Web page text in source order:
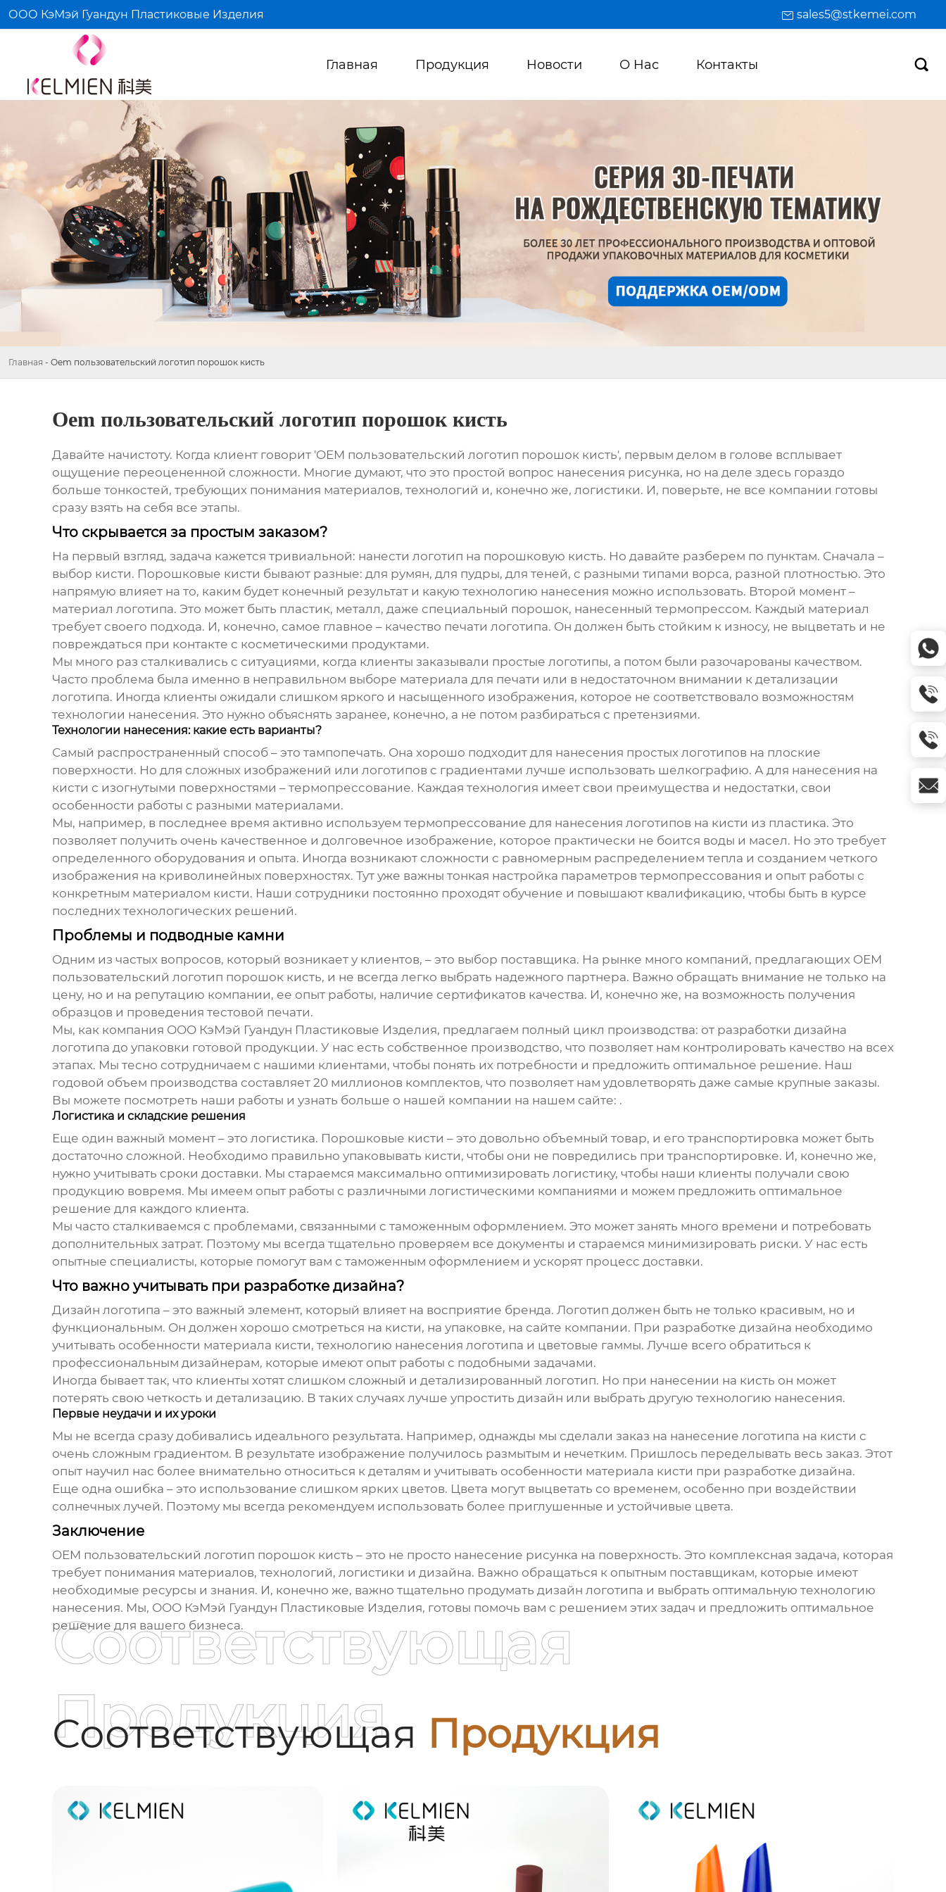
ООО КэМэй Гуандун Пластиковые Изделия sales5@stkemei.com
Главная Продукция Новости О Hас Контакты 
Главная - Oem пользовательский логотип порошок кисть
Oem пользовательский логотип порошок кисть
Давайте начистоту. Когда клиент говорит 'OEM пользовательский логотип порошок кисть', первым делом в голове всплывает
ощущение переоцененной сложности. Многие думают, что это простой вопрос нанесения рисунка, но на деле здесь гораздо
больше тонкостей, требующих понимания материалов, технологий и, конечно же, логистики. И, поверьте, не все компании готовы
сразу взять на себя все этапы.
Что скрывается за простым заказом?
На первый взгляд, задача кажется тривиальной: нанести логотип на порошковую кисть. Но давайте разберем по пунктам. Сначала –
выбор кисти. Порошковые кисти бывают разные: для румян, для пудры, для теней, с разными типами ворса, разной плотностью. Это
напрямую влияет на то, каким будет конечный результат и какую технологию нанесения можно использовать. Второй момент –
материал логотипа. Это может быть пластик, металл, даже специальный порошок, нанесенный термопрессом. Каждый материал
требует своего подхода. И, конечно, самое главное – качество печати логотипа. Он должен быть стойким к износу, не выцветать и не
повреждаться при контакте с косметическими продуктами.
Мы много раз сталкивались с ситуациями, когда клиенты заказывали простые логотипы, а потом были разочарованы качеством.
Часто проблема была именно в неправильном выборе материала для печати или в недостаточном внимании к детализации
логотипа. Иногда клиенты ожидали слишком яркого и насыщенного изображения, которое не соответствовало возможностям
технологии нанесения. Это нужно объяснять заранее, конечно, а не потом разбираться с претензиями.
Технологии нанесения: какие есть варианты?
Самый распространенный способ – это тампопечать. Она хорошо подходит для нанесения простых логотипов на плоские
поверхности. Но для сложных изображений или логотипов с градиентами лучше использовать шелкографию. А для нанесения на
кисти с изогнутыми поверхностями – термопрессование. Каждая технология имеет свои преимущества и недостатки, свои
особенности работы с разными материалами.
Мы, например, в последнее время активно используем термопрессование для нанесения логотипов на кисти из пластика. Это
позволяет получить очень качественное и долговечное изображение, которое практически не боится воды и масел. Но это требует
определенного оборудования и опыта. Иногда возникают сложности с равномерным распределением тепла и созданием четкого
изображения на криволинейных поверхностях. Тут уже важны тонкая настройка параметров термопрессования и опыт работы с
конкретным материалом кисти. Наши сотрудники постоянно проходят обучение и повышают квалификацию, чтобы быть в курсе
последних технологических решений.
Проблемы и подводные камни
Одним из частых вопросов, который возникает у клиентов, – это выбор поставщика. На рынке много компаний, предлагающих OEM
пользовательский логотип порошок кисть, и не всегда легко выбрать надежного партнера. Важно обращать внимание не только на
цену, но и на репутацию компании, ее опыт работы, наличие сертификатов качества. И, конечно же, на возможность получения
образцов и проведения тестовой печати.
Мы, как компания ООО КэМэй Гуандун Пластиковые Изделия, предлагаем полный цикл производства: от разработки дизайна
логотипа до упаковки готовой продукции. У нас есть собственное производство, что позволяет нам контролировать качество на всех
этапах. Мы тесно сотрудничаем с нашими клиентами, чтобы понять их потребности и предложить оптимальное решение. Наш
годовой объем производства составляет 20 миллионов комплектов, что позволяет нам удовлетворять даже самые крупные заказы.
Вы можете посмотреть наши работы и узнать больше о нашей компании на нашем сайте: .
Логистика и складские решения
Еще один важный момент – это логистика. Порошковые кисти – это довольно объемный товар, и его транспортировка может быть
достаточно сложной. Необходимо правильно упаковывать кисти, чтобы они не повредились при транспортировке. И, конечно же,
нужно учитывать сроки доставки. Мы стараемся максимально оптимизировать логистику, чтобы наши клиенты получали свою
продукцию вовремя. Мы имеем опыт работы с различными логистическими компаниями и можем предложить оптимальное
решение для каждого клиента.
Мы часто сталкиваемся с проблемами, связанными с таможенным оформлением. Это может занять много времени и потребовать
дополнительных затрат. Поэтому мы всегда тщательно проверяем все документы и стараемся минимизировать риски. У нас есть
опытные специалисты, которые помогут вам с таможенным оформлением и ускорят процесс доставки.
Что важно учитывать при разработке дизайна?
Дизайн логотипа – это важный элемент, который влияет на восприятие бренда. Логотип должен быть не только красивым, но и
функциональным. Он должен хорошо смотреться на кисти, на упаковке, на сайте компании. При разработке дизайна необходимо
учитывать особенности материала кисти, технологию нанесения логотипа и цветовые гаммы. Лучше всего обратиться к
профессиональным дизайнерам, которые имеют опыт работы с подобными задачами.
Иногда бывает так, что клиенты хотят слишком сложный и детализированный логотип. Но при нанесении на кисть он может
потерять свою четкость и детализацию. В таких случаях лучше упростить дизайн или выбрать другую технологию нанесения.
Первые неудачи и их уроки
Мы не всегда сразу добивались идеального результата. Например, однажды мы сделали заказ на нанесение логотипа на кисти с
очень сложным градиентом. В результате изображение получилось размытым и нечетким. Пришлось переделывать весь заказ. Этот
опыт научил нас более внимательно относиться к деталям и учитывать особенности материала кисти при разработке дизайна.
Еще одна ошибка – это использование слишком ярких цветов. Цвета могут выцветать со временем, особенно при воздействии
солнечных лучей. Поэтому мы всегда рекомендуем использовать более приглушенные и устойчивые цвета.
Заключение
OEM пользовательский логотип порошок кисть – это не просто нанесение рисунка на поверхность. Это комплексная задача, которая
требует понимания материалов, технологий, логистики и дизайна. Важно обращаться к опытным поставщикам, которые имеют
необходимые ресурсы и знания. И, конечно же, важно тщательно продумать дизайн логотипа и выбрать оптимальную технологию
нанесения. Мы, ООО КэМэй Гуандун Пластиковые Изделия, готовы помочь вам с решением этих задач и предложить оптимальное
решение для вашего бизнеса.
Соответствующая Продукция
Соответствующая
Продукция